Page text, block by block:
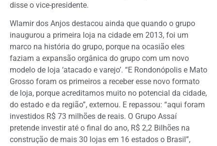
disse o vice-presidente.
Wlamir dos Anjos destacou ainda que quando o grupo
inaugurou a primeira loja na cidade em 2013, foi um
marco na história do grupo, porque na ocasião eles
faziam a expansão orgânica do grupo com um novo
modelo de loja ‘atacado e varejo’. “E Rondonópolis e Mato
Grosso foram os primeiros a receber esse novo formato
de loja, porque acreditamos muito no potencial da cidade,
do estado e da região”, externou. E repassou: “aqui foram
investidos R$ 73 milhões de reais. O Grupo Assaí
pretende investir até o final do ano, R$ 2,2 Bilhões na
construção de mais 30 lojas em 16 estados o Brasil”,